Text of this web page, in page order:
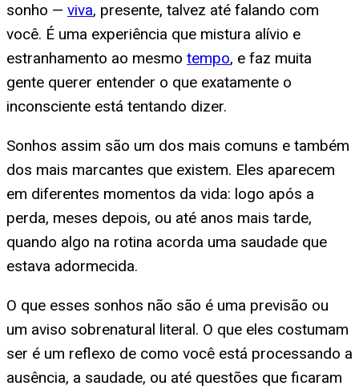
sonho — viva, presente, talvez até falando com
você. É uma experiência que mistura alívio e
estranhamento ao mesmo tempo, e faz muita
gente querer entender o que exatamente o
inconsciente está tentando dizer.
Sonhos assim são um dos mais comuns e também
dos mais marcantes que existem. Eles aparecem
em diferentes momentos da vida: logo após a
perda, meses depois, ou até anos mais tarde,
quando algo na rotina acorda uma saudade que
estava adormecida.
O que esses sonhos não são é uma previsão ou
um aviso sobrenatural literal. O que eles costumam
ser é um reflexo de como você está processando a
ausência, a saudade, ou até questões que ficaram